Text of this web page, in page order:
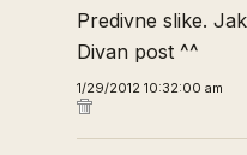
Predivne slike.
Divan post ^^
1/29/2012 10:32:00 am